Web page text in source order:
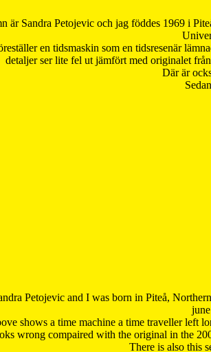
är Sandra Petojevic och jag föddes 1969 i
en tidsmaskin som en tidsresenär
detaljer ser lite fel ut jämfört med originalet
Där är
Petojevic and I was born in Piteå,
shows a time machine a time traveller left
wrong compaired with the original in the
There is also this